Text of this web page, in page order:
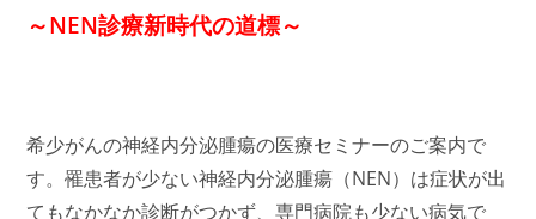
膵
臓
ク
リ
マ
ス
～NEN診療新時代の道標～
希少がんの神経内分泌腫瘍の医療セミナーのご案内で
す。罹患者が少ない神経内分泌腫瘍（NEN）は症状が出
てもなかなか診断がつかず、専門病院も少ない病気で